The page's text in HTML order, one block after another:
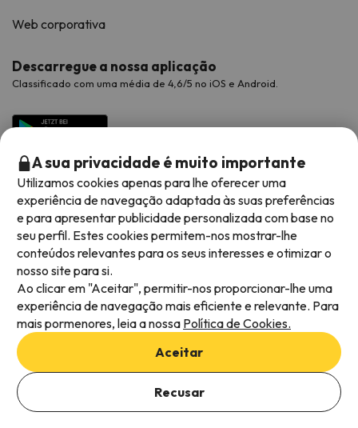
Web corporativa
Descarregue a nossa aplicação
Classificado com uma média de 4,6/5 no iOS e Android.
Métodos de pagamento disponíveis
Termos e condições gerais
Privacidade dos dados
Política de cookies
A sua privacidade é muito importante
Utilizamos cookies apenas para lhe oferecer uma
experiência de navegação adaptada às suas preferências
e para apresentar publicidade personalizada com base no
seu perfil. Estes cookies permitem-nos mostrar-lhe
conteúdos relevantes para os seus interesses e otimizar o
nosso site para si.
Ao clicar em "Aceitar", permitir-nos proporcionar-lhe uma
experiência de navegação mais eficiente e relevante. Para
mais pormenores, leia a nossa Política de Cookies.
Aceitar
Recusar